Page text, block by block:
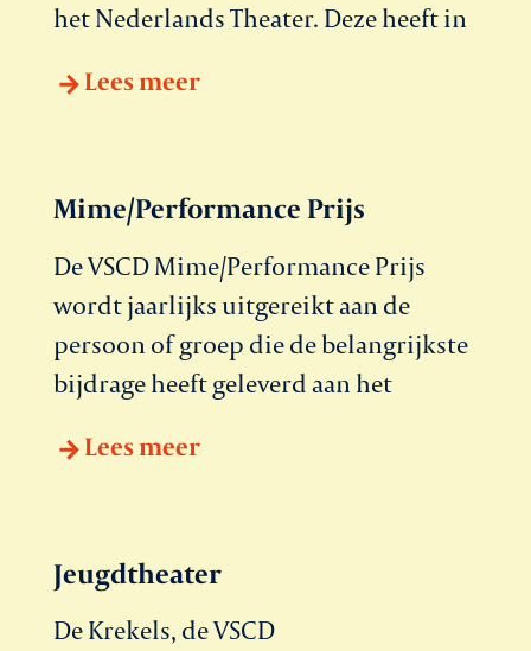
het Nederlands Theater. Deze heeft in
Lees meer
Mime/Performance Prijs
De VSCD Mime/Performance Prijs
wordt jaarlijks uitgereikt aan de
persoon of groep die de belangrijkste
bijdrage heeft geleverd aan het
Lees meer
Jeugdtheater
De Krekels, de VSCD